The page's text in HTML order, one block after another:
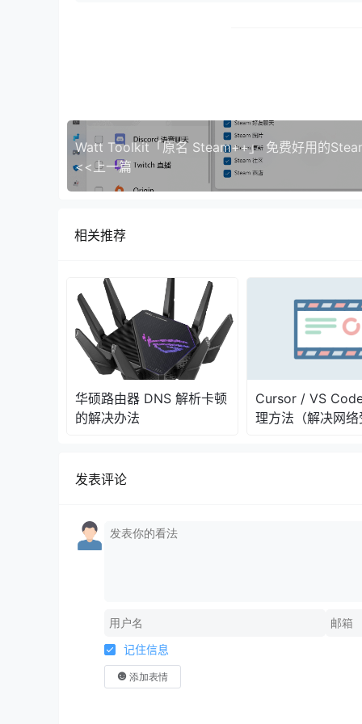
<<上一篇
相关推荐
华硕路由器 DNS 解析卡顿
的解决办法
Cursor / VS
理方法（解决网络
发表评论
记住信息
添加表情